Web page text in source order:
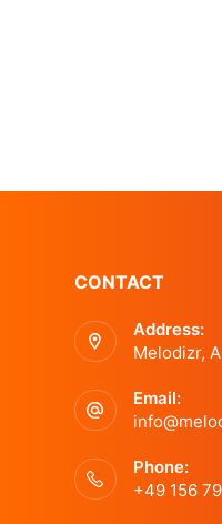
CONTACT
Address:
Melodizr,
Email:
Phone:
+49 156